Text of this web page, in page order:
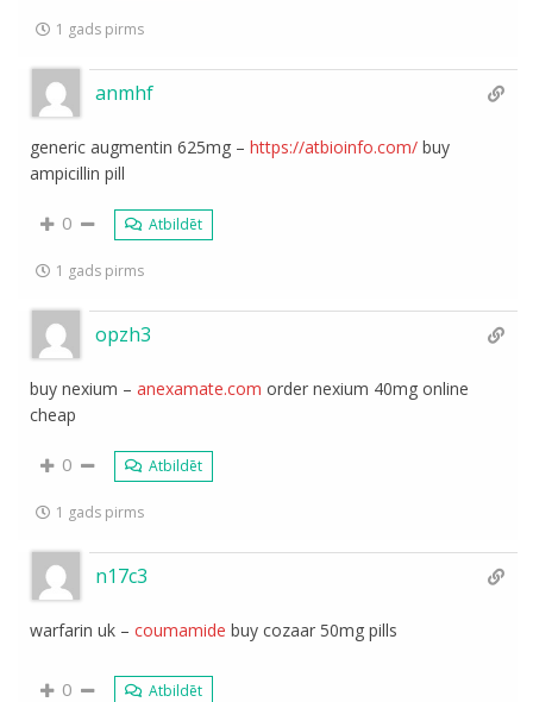
1 gads pirms
anmhf
generic augmentin 625mg –https://atbioinfo.com/ buy
ampicillin pill
0 Atbildēt
1 gads pirms
opzh3
buy nexium –anexamate.com order nexium 40mg online
cheap
0 Atbildēt
1 gads pirms
n17c3
warfarin uk –coumamide buy cozaar 50mg pills
0 Atbildēt